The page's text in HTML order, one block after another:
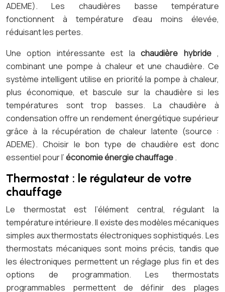
ADEME). Les chaudières basse température
fonctionnent à température d’eau moins élevée,
réduisant les pertes.
Une option intéressante est lachaudière hybride,
combinant une pompe à chaleur et une chaudière. Ce
système intelligent utilise en priorité la pompe à chaleur,
plus économique, et bascule sur la chaudière si les
températures sont trop basses. La chaudière à
condensation offre un rendement énergétique supérieur
grâce à la récupération de chaleur latente (source :
ADEME). Choisir le bon type de chaudière est donc
essentiel pour l’économie énergie chauffage.
Thermostat : le régulateur de votre
chauffage
Le thermostat est l’élément central, régulant la
température intérieure. Il existe des modèles mécaniques
simples aux thermostats électroniques sophistiqués. Les
thermostats mécaniques sont moins précis, tandis que
les électroniques permettent un réglage plus fin et des
options de programmation. Les thermostats
programmables permettent de définir des plages